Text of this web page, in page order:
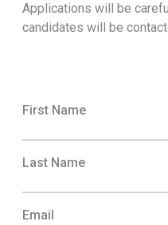
Sunduğumuz İmkanlar:
Başvuru:
ik@enco.com.tr
ailesine katılmak ve
başvurularınızı bekliyoruz!
Applications will be
candidates will be
First Name
Last Name
Email